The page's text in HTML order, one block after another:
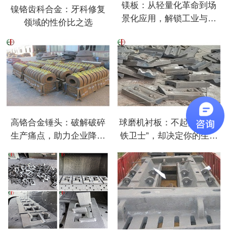
镍铬齿科合金：牙科修复
领域的性价比之选
镁板：从轻量化革命到场
景化应用，解锁工业与家
高铬合金锤头：破解破碎
生产痛点，助力企业降本
球磨机衬板：不起眼的 “钢
铁卫士”，却决定你的生产